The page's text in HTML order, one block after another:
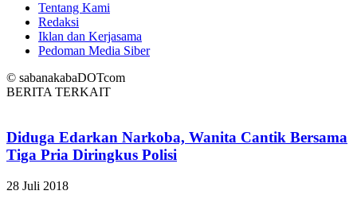
Tentang Kami
Redaksi
Iklan dan Kerjasama
Pedoman Media Siber
© sabanakabaDOTcom
BERITA TERKAIT
Diduga Edarkan Narkoba, Wanita Cantik Bersama
Tiga Pria Diringkus Polisi
28 Juli 2018